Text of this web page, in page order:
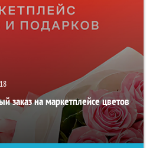
18
заказ на маркетплейсе цветов